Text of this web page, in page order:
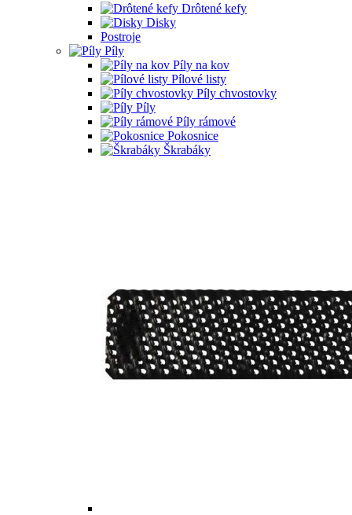
Drôtené kefy
Disky
Postroje
Píly
Píly na kov
Pílové listy
Píly chvostovky
Píly
Píly rámové
Pokosnice
Škrabáky